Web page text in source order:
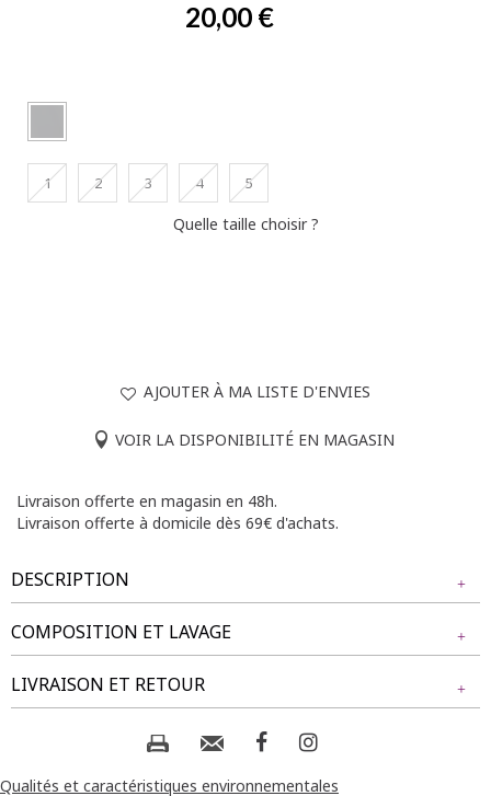
20,00 €
1 2 3 4 5
Quelle taille choisir ?
AJOUTER À MA LISTE D'ENVIES
VOIR LA DISPONIBILITÉ EN MAGASIN
Livraison offerte en magasin en 48h.
Livraison offerte à domicile dès 69€ d'achats.
DESCRIPTION
T-shirt grande taille uni à manches longues. Coupe ample.
Col rond. Manches longues avec emmanchures basses.
Détails floraux en relief sur le devant. Base droite. Longueur :
70cm.
Notre mannequin Delia mesure 1m71 et porte un t-shirt
COMPOSITION ET LAVAGE
Tissu principal : 70% VISCOSE, 30% POLYESTER
Composition et lavage :
LIVRAISON ET RETOUR
NOS MODES DE LIVRAISON
Livraison Magasin :
Qualités et caractéristiques environnementales